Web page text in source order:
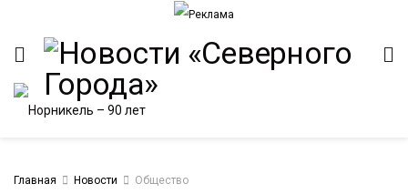
Главная Новости Общество